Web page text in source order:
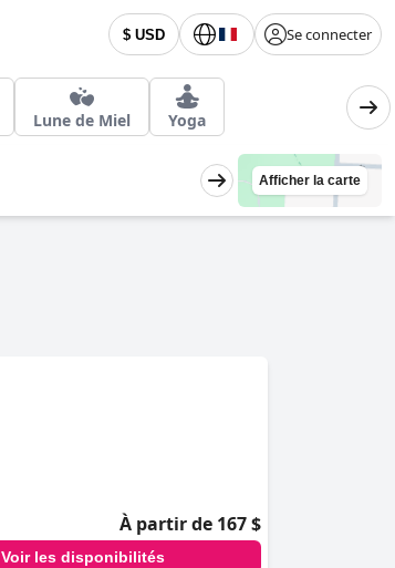
$ USD Se connecter
Lune de Miel Yoga
Afficher la carte
À partir de 167 $
Voir les disponibilités